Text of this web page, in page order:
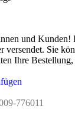
und Kunden!
versendet. Sie
Ihre
776011